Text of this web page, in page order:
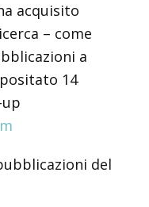
acquisito
– come
a
14
del